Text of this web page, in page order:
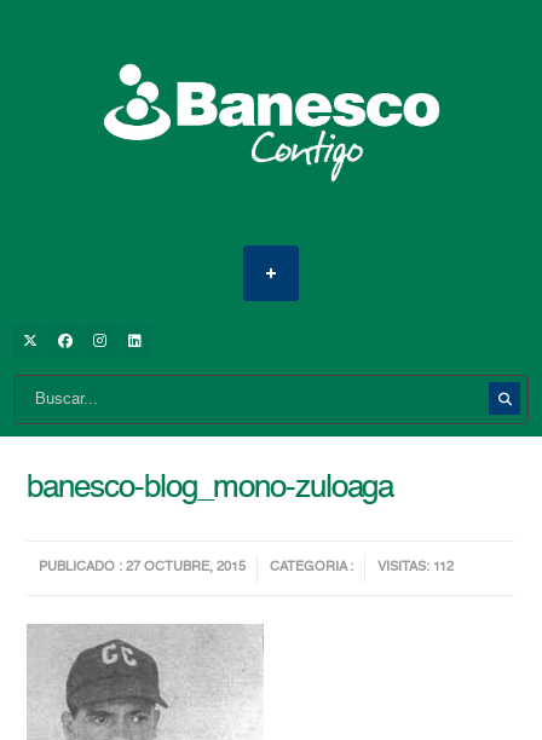
banesco-blog_mono-zuloaga
PUBLICADO : 27 OCTUBRE, 2015 CATEGORIA : VISITAS: 112